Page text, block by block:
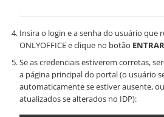
Insira o login e a senha do usuário que
ONLYOFFICE e clique no botão ENTRAR
Se as credenciais estiverem corretas,
a página principal do portal (o usuário
automaticamente se estiver ausente,
atualizados se alterados no IDP):